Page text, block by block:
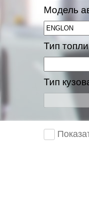
Модель
Тип
Тип